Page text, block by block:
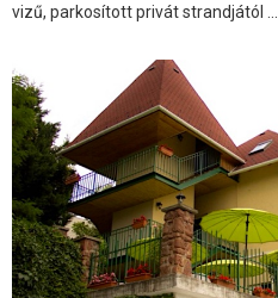
vizű, parkosított privát strandjától ...